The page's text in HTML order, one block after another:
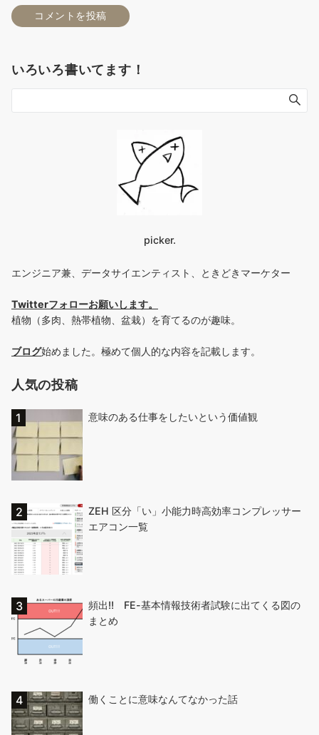
いろいろ書いてます！
picker.
エンジニア兼、データサイエンティスト、ときどきマーケター
Twitterフォローお願いします。
植物（多肉、熱帯植物、盆栽）を育てるのが趣味。
ブログ始めました。極めて個人的な内容を記載します。
人気の投稿
意味のある仕事をしたいという価値観
ZEH 区分「い」小能力時高効率コンプレッサー
エアコン一覧
頻出!! FE-基本情報技術者試験に出てくる図の
まとめ
働くことに意味なんてなかった話